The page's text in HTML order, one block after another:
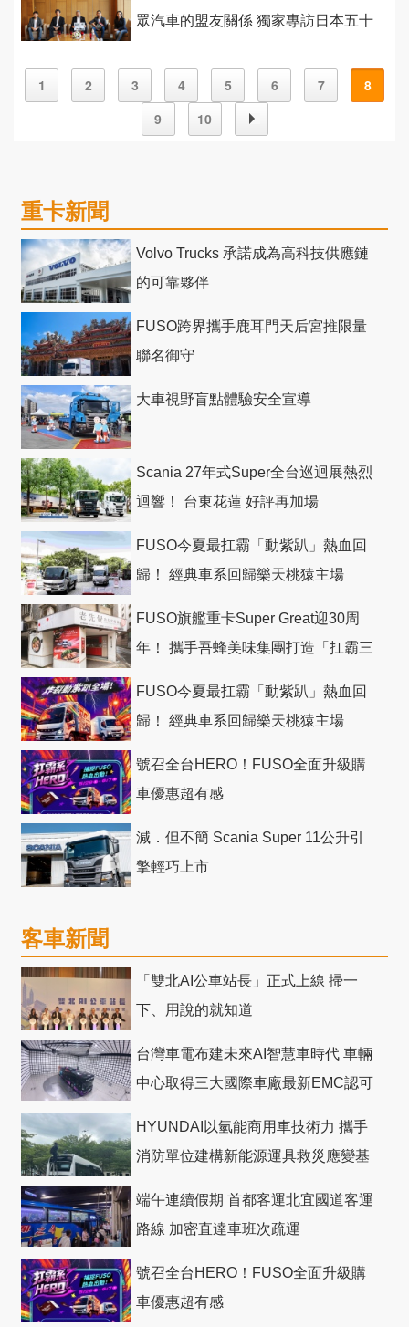
眾汽車的盟友關係 獨家專訪日本五十
1 2 3 4 5 6 7
8
9
10
重卡新聞
Volvo Trucks 承諾成為高科技供應鏈
的可靠夥伴
FUSO跨界攜手鹿耳門天后宮推限量
聯名御守
大車視野盲點體驗安全宣導
Scania 27年式Super全台巡迴展熱烈
迴響！ 台東花蓮 好評再加場
FUSO今夏最扛霸「動紫趴」熱血回
歸！ 經典車系回歸樂天桃猿主場
FUSO旗艦重卡Super Great迎30周
年！ 攜手吾蜂美味集團打造「扛霸三
FUSO今夏最扛霸「動紫趴」熱血回
歸！ 經典車系回歸樂天桃猿主場
號召全台HERO！FUSO全面升級購
車優惠超有感
減．但不簡 Scania Super 11公升引
擎輕巧上市
客車新聞
「雙北AI公車站長」正式上線 掃一
下、用說的就知道
台灣車電布建未來AI智慧車時代 車輛
中心取得三大國際車廠最新EMC認可
HYUNDAI以氫能商用車技術力 攜手
消防單位建構新能源運具救災應變基
端午連續假期 首都客運北宜國道客運
路線 加密直達車班次疏運
號召全台HERO！FUSO全面升級購
車優惠超有感